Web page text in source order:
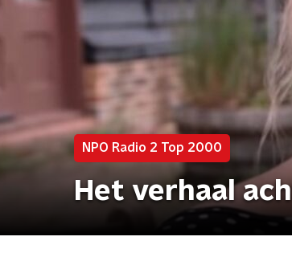
NPO Radio 2 Top 2000
Het verhaal